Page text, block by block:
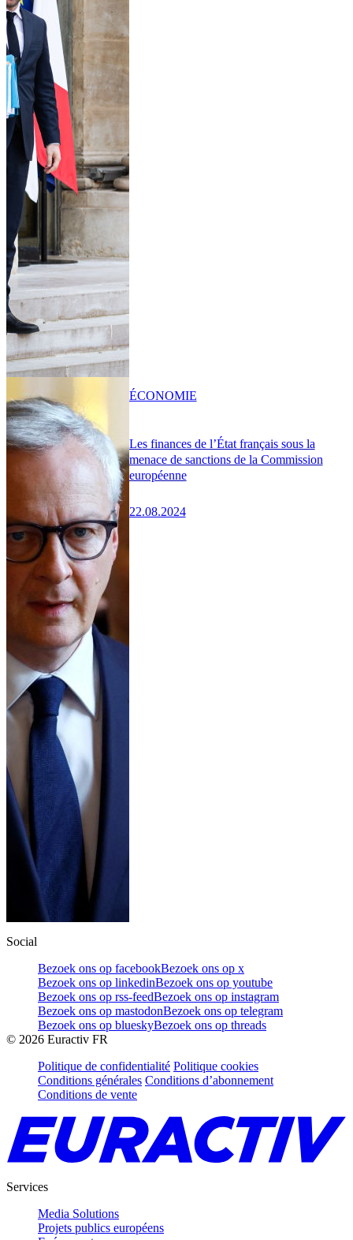
Les finances de l’État français sous la
menace de sanctions de la Commission
européenne
22.08.2024
ÉCONOMIE
Social
Bezoek ons op facebookBezoek ons op x
Bezoek ons op linkedinBezoek ons op youtube
Bezoek ons op rss-feedBezoek ons op instagram
Bezoek ons op mastodonBezoek ons op telegram
Bezoek ons op blueskyBezoek ons op threads
© 2026 Euractiv FR
Politique de confidentialité Politique cookies
Conditions générales Conditions d’abonnement
Conditions de vente
Services
Media Solutions
Projets publics européens